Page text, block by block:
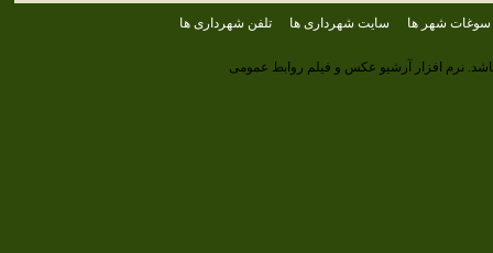
سوغات شهر ها سایت شهرداری ها تلفن شهرداری ها
نرم افزار آرشیو عکس و فیلم روابط عمومی